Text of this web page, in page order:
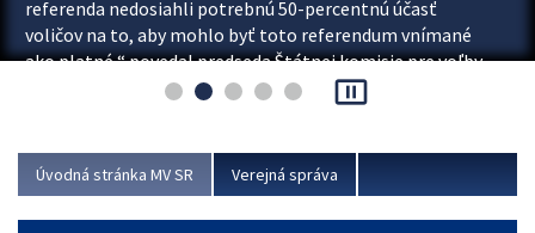
referenda nedosiahli potrebnú 50-percentnú účasť
voličov na to, aby mohlo byť toto referendum vnímané
ako platné,“ povedal predseda Štátnej komisie pre voľby
a kontrolu financovania politických...
pause_presentation
Úvodná stránka MV SR Verejná správa